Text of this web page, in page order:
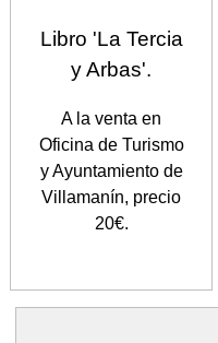
Libro 'La Tercia
y Arbas'.
A la venta en
Oficina de Turismo
y Ayuntamiento de
Villamanín, precio
20€.